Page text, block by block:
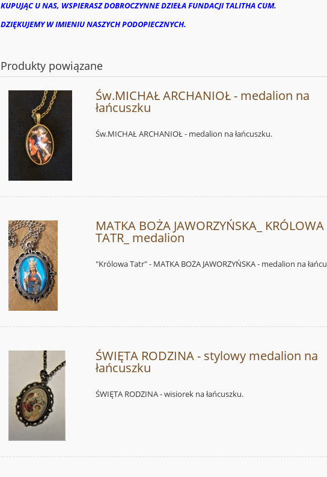
KUPUJĄC U NAS, WSPIERASZ DOBROCZYNNE DZIEŁA FUNDACJI TALITHA CUM.
DZIĘKUJEMY W IMIENIU NASZYCH PODOPIECZNYCH.
Produkty powiązane
Św.MICHAŁ ARCHANIOŁ - medalion na
łańcuszku
Św.MICHAŁ ARCHANIOŁ - medalion na łańcuszku.
MATKA BOŻA JAWORZYŃSKA_ KRÓLOWA
TATR_ medalion
"Królowa Tatr" - MATKA BOŻA JAWORZYŃSKA - medalion na
ŚWIĘTA RODZINA - stylowy medalion na
łańcuszku
ŚWIĘTA RODZINA - wisiorek na łańcuszku.